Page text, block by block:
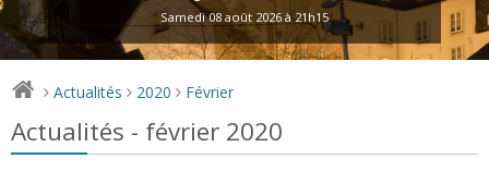
Samedi 08 août 2026 à 21h15
> Actualités > 2020 > Février
Actualités - février 2020